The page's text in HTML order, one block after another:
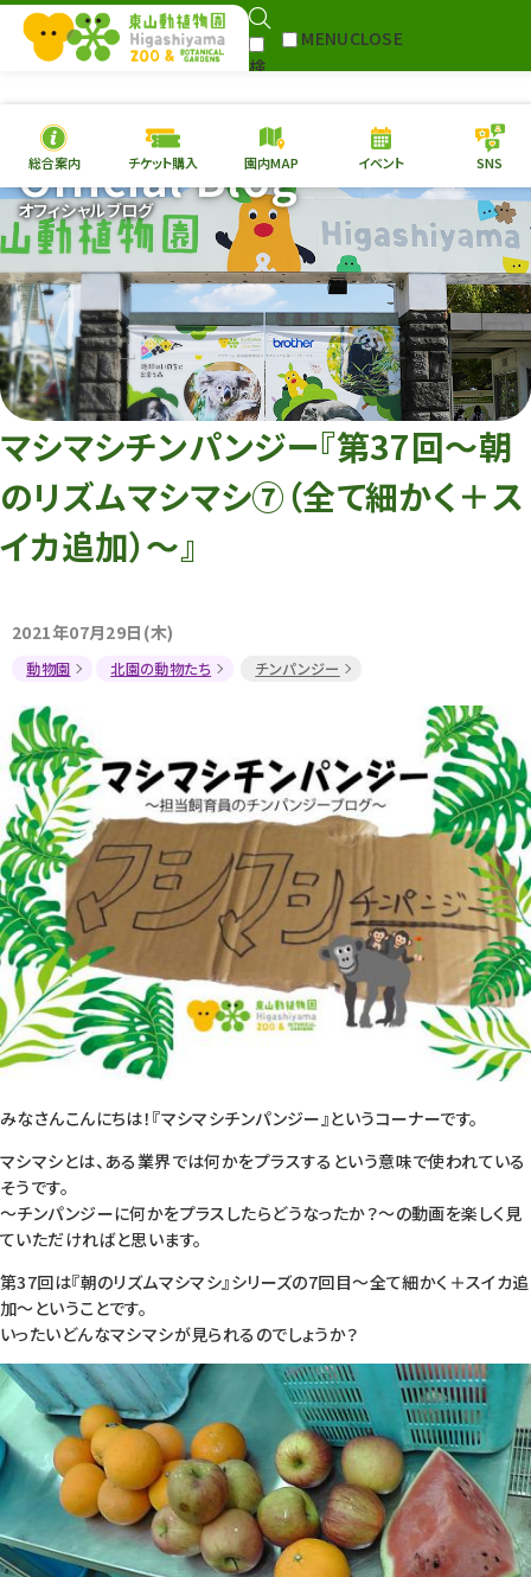
検
MENUCLOSE
本日の開園情報 チケ
園内MAP イベント
総合案内
動物園 植物園
再生プラン
東山動植物園
への支援
環境教育
サイトマップ
総合案内 チケット購入 園内MAP イベント SNS
オフィシャルブログ
Official Blog
マシマシチンパンジー『第37回～朝
のリズムマシマシ⑦（全て細かく＋ス
イカ追加）～』
2021年07月29日(木)
動物園 北園の動物たち チンパンジー
みなさんこんにちは！『マシマシチンパンジー』というコーナーです。
マシマシとは、ある業界では何かをプラスするという意味で使われている
そうです。
～チンパンジーに何かをプラスしたらどうなったか？～の動画を楽しく見
ていただければと思います。
第37回は『朝のリズムマシマシ』シリーズの7回目～全て細かく＋スイカ追
加～ということです。
いったいどんなマシマシが見られるのでしょうか？